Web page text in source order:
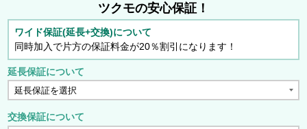
ツクモの安心保証！
ワイド保証(延長+交換)について
同時加入で片方の保証料金が20％割引になります！
延長保証について
交換保証について